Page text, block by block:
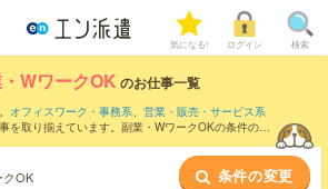
気になる! ログイン 検索
WワークOK のお仕事一覧
オフィスワーク・事務系、 営業・販売・サービス系
を取り揃えています。副業・WワークOKの条件の他
クOK 条件の変更